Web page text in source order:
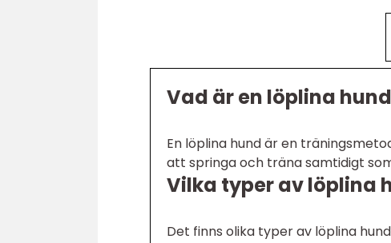
Vad är en löplina
En löplina hund är en
att springa och träna samtidigt
Vilka typer av löplina
Det finns olika typer av löplina